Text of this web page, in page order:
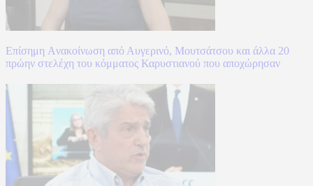
Επίσημη Aνακοίνωση από Αυγερινό, Μουτσάτσου και άλλα 20
πρώην στελέχη του κόμματος Καρυστιανού που αποχώρησαν